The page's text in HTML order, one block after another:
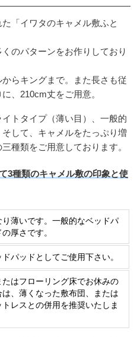
「イワタのキャメル敷ふと
のパターンをお作りしており
らキングまで。また長さも従
、210cm丈をご用意。
トタイプ（薄い目）、一般的
して、キャメルをたっぷり増
種類をご用意しております。
3種類のキャメル敷の印象と使
り薄いです。一般的なベッドパ
の厚さです。
ドパッドとしてご使用下さい。
たはフローリング床でお休みの
は、薄くなった敷布団、または
トレスとの併用を推奨いたしま